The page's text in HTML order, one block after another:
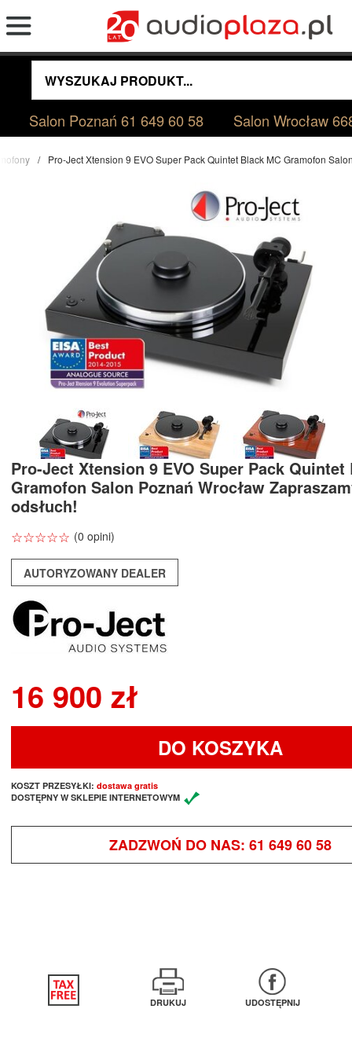
Salon Poznań61 649 60 58 Salon Wrocław
Pro-Ject Xtension 9 EVO Super Pack Quintet Black MC Gramofon
Pro-Ject Xtension 9 EVO Super Pack Quintet
Gramofon Salon Poznań Wrocław
odsłuch!
☆☆☆☆☆
★★★★★ (0 opini)
AUTORYZOWANY DEALER
16 900 zł
DO KOSZYKA
KOSZT PRZESYŁKI: dostawa gratis
DOSTĘPNY W SKLEPIE INTERNETOWYM
ZADZWOŃ DO NAS: 61 649 60 58
DRUKUJ UDOSTĘPNIJ